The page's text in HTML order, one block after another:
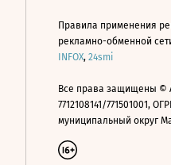
Правила применения
рекламно-обменной
INFOX, 24smi
Все права защищены ©
7712108141/771501001,
муниципальный округ